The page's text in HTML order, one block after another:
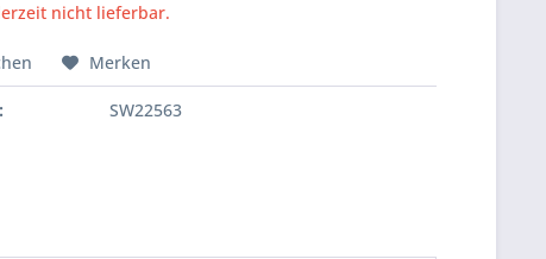
nicht lieferbar.
Merken
SW22563